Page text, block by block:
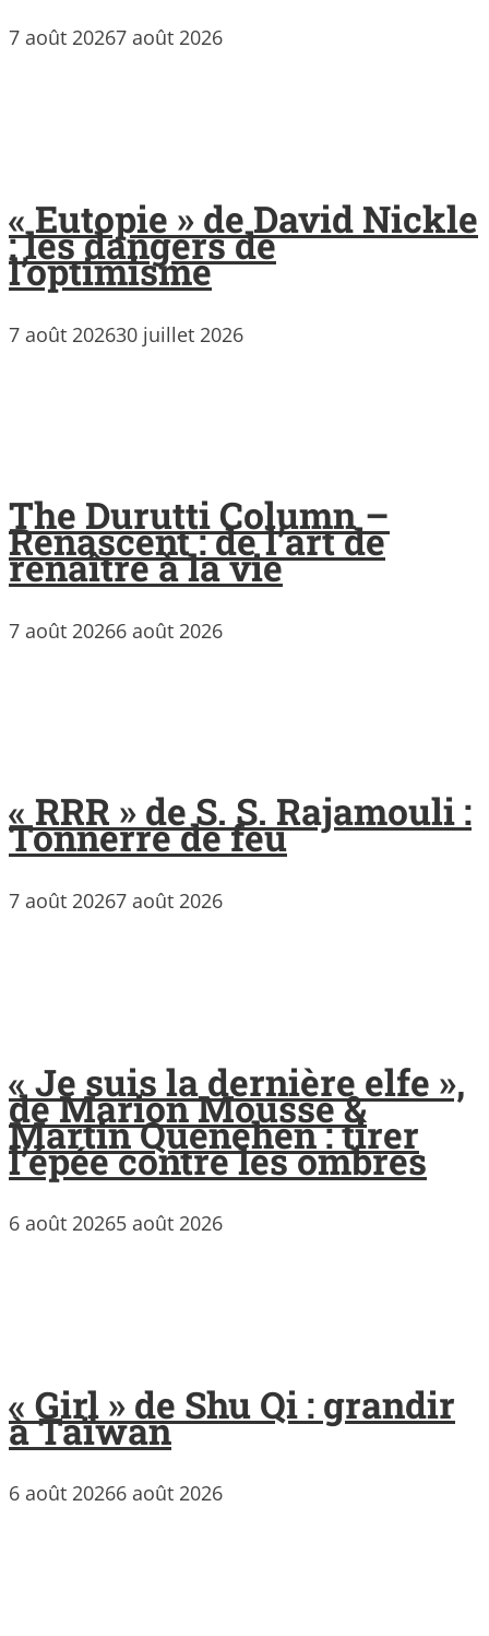
7 août 20267 août 2026
« Eutopie » de David Nickle
: les dangers de
l’optimisme
7 août 202630 juillet 2026
The Durutti Column –
Renascent : de l’art de
renaître à la vie
7 août 20266 août 2026
« RRR » de S. S. Rajamouli :
Tonnerre de feu
7 août 20267 août 2026
« Je suis la dernière elfe »,
de Marion Mousse &
Martin Quenehen : tirer
l’épée contre les ombres
6 août 20265 août 2026
« Girl » de Shu Qi : grandir
à Taïwan
6 août 20266 août 2026